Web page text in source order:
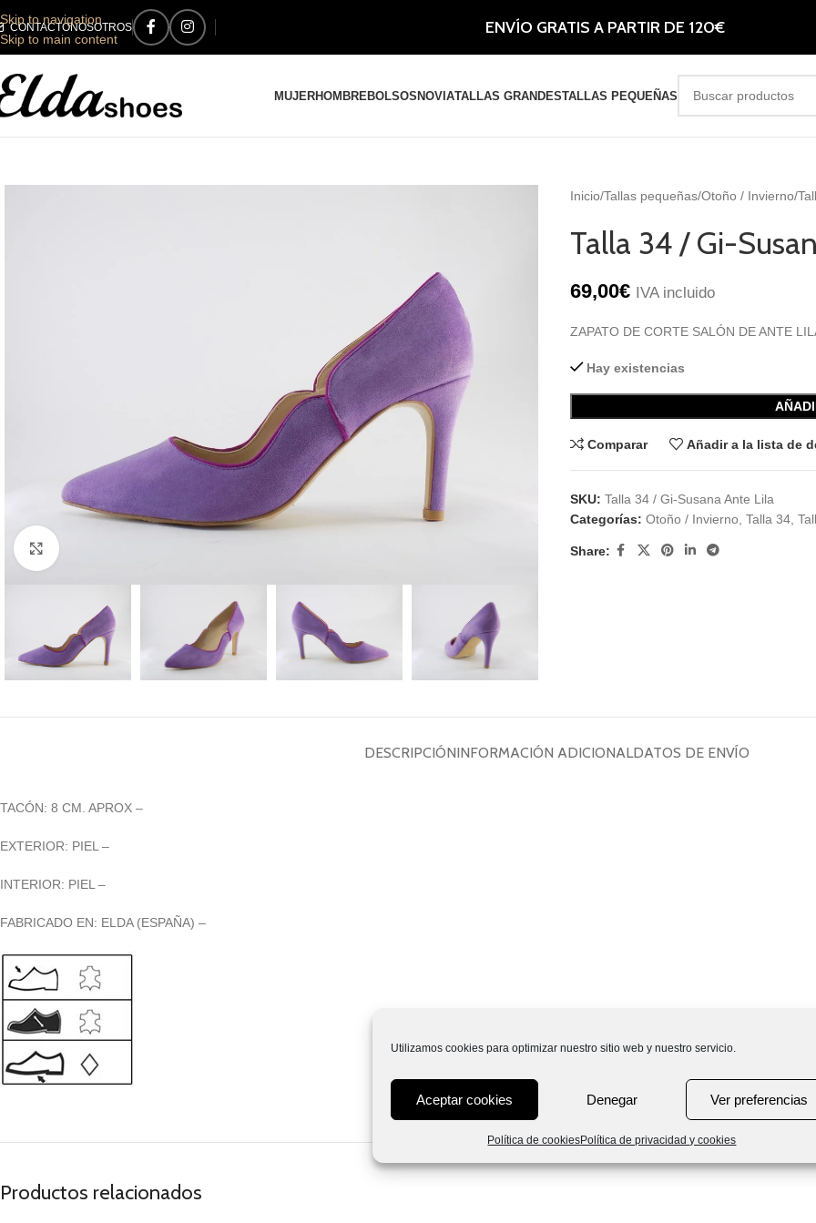
Utilizamos cookies para optimizar nuestro sitio web y nuestro servicio.
Aceptar cookies Denegar Ver preferencias
Política de cookiesPolítica de privacidad y cookies
Skip to navigation
Skip to main content
CONTACTONOSOTROS ENVÍO GRATIS A PARTIR DE 120€
MUJERHOMBREBOLSOSNOVIATALLAS GRANDESTALLAS PEQUEÑAS
Inicio Tallas pequeñas Otoño / Invierno
Talla 34 / Gi-
69,00€ IVA incluido
ZAPATO DE CORTE SALÓN DE ANTE
Hay existencias
Comparar Añadir a la lista de
SKU: Talla 34 / Gi-Susana Ante Lila
Categorías: Otoño / Invierno Talla 34,
Share:
DESCRIPCIÓNINFORMACIÓN ADICIONALDATOS DE ENVÍO
TACÓN: 8 CM. APROX –
EXTERIOR: PIEL –
INTERIOR: PIEL –
FABRICADO EN: ELDA (ESPAÑA) –
Productos relacionados